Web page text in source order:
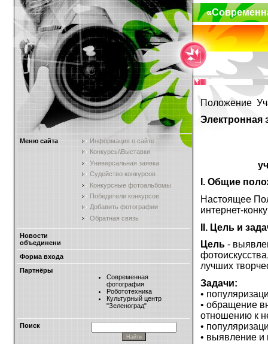
Меню сайта
Информация о сайте
Конкурсы\Выставки
Универсальная заявка
Судейство конкурсов
Конкурсные фотоальбомы
Победители конкурсов
Добавить фотографии
Обратная связь
Новости
объединени
Форма входа
Партнёры
Современная
фотография
Робототехника
Культурный центр
"Зеленоград"
Поиск
Положение
Электронная
I. Общие
Настоящее
интернет-
II. Цель и
Цель -
лучших
Задачи:
•
• обращение
отношению к
•
• выявление и